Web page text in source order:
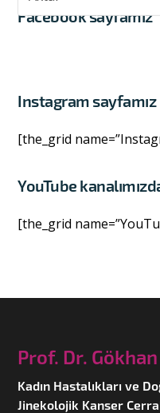
Facebook sayfamız
Instagram sayfamız
[the_grid
YouTube
[the_grid
Prof. Dr.
Kadın Hastalıkları ve
Jinekolojik Kanser